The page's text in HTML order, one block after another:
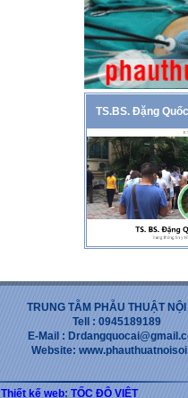
TS.BS. Đặng
TRUNG TẪM PHẪU THUẬT NỘI
Tell : 0945189189
E-Mail :
Website:
Thiết kế web: TỐC ĐỘ VIỆT